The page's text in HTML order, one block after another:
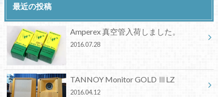
最近の投稿
Amperex 真空管入荷しました。
2016.07.28
TANNOY Monitor GOLD ⅢLZ
2016.04.12